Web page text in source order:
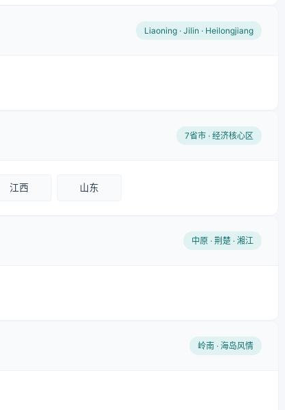
Liaoning · Jilin · Heilongjiang
7省市 · 经济核心区
江西 山东
中原 · 荆楚 · 湘江
岭南 · 海岛风情